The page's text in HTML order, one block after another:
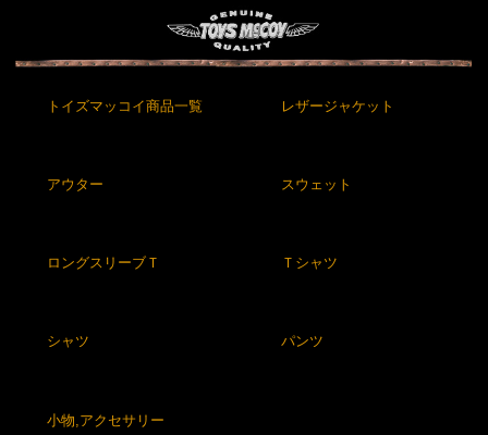
トイズマッコイ商品一覧 レザージャケット
アウター スウェット
ロングスリーブＴ Ｔシャツ
シャツ パンツ
小物,アクセサリー